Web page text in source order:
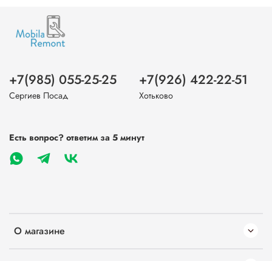
О магазине
+7(985) 055-25-25
Сергиев Посад
+7(926) 422-22-51
Хотьково
Есть вопрос? ответим за 5 минут